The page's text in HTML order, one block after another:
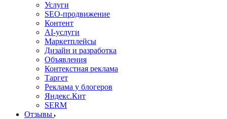
Услуги
SEO-продвижение
Контент
AI-услуги
Маркетплейсы
Дизайн и разработка
Объявления
Контекстная реклама
Таргет
Реклама у блогеров
Яндекс.Кит
SERM
Отзывы